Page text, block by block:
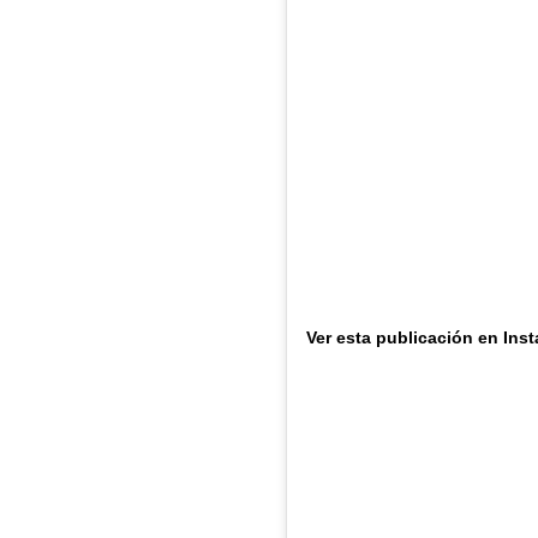
Ver esta publicación en